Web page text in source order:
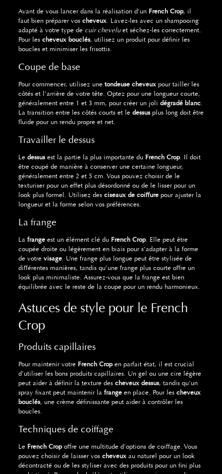
Avant de vous lancer dans la réalisation d’un French Crop, il
faut bien préparer vos cheveux. Lavez-les avec un shampooing
adapté à votre type de cuir cheveluet séchez-les correctement.
Pour les cheveux bouclés, utilisez un produit pour définir les
boucles et minimiser les frisottis.
Coupe de base
Pour commencer, utilisez une tondeuse cheveuxpour tailler les
côtés et l’arrière de votre tête. Optez pour une longueur courte,
généralement entre 1 et 3 mm, pour créer un joli dégradé blanc.
La transition entre les côtés courts et le dessusplus long doit être
fluide pour un rendu propre et net.
Travailler le dessus
Le dessusest la partie la plus importante du French Crop. Il doit
être coupé de manière à conserver une certaine longueur,
généralement entre 2 et 5 cm. Vous pouvez choisir de le
texturiser pour un effet plus désordonné ou de le lisser pour un
look plus formel. Utilisez des ciseaux de coiffurepour ajuster la
longueur et la forme selon vos préférences.
La frange
La frangeest un élément clé du French Crop. Elle peut être
coupée droite ou légèrement en biais pour s’adapter à la forme
de votre visage. Une frange plus longue peut être stylisée de
différentes manières, tandis qu’une frange plus courte offre un
look plus minimaliste. Assurez-vous que la frange est bien
équilibrée avec le reste de la coupe pour un rendu harmonieux.
Astuces de style pour le French
Crop
Produits capillaires
Pour maintenir votre French Cropen parfait état, il est crucial
d’utiliser les bons produits capillaires. Un gel ou une cire légère
peut aider à définir la texture des cheveux dessus, tandis qu’un
spray fixant peut maintenir la frangeen place. Pour les cheveux
bouclés, une crème définissante peut aider à contrôler les
boucles.
Techniques de coiffage
Le French Cropoffre une multitude d’options de coiffage. Vous
pouvez choisir de laisser vos cheveuxau naturel pour un look
décontracté ou de les styliser avec des produits pour un fini plus